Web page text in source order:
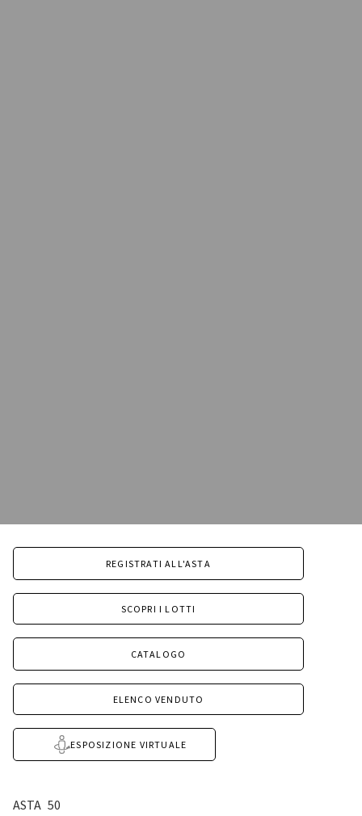
REGISTRATI ALL'ASTA
SCOPRI I LOTTI
CATALOGO
ELENCO VENDUTO
ESPOSIZIONE VIRTUALE
ASTA 50